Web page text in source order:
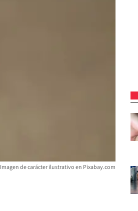
Imagen de carácter ilustrativo en Pixabay.com